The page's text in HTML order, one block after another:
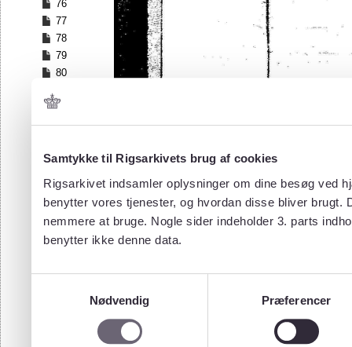
Samtykke til Rigsarkivets brug af cookies
Rigsarkivet indsamler oplysninger om dine besøg ved
benytter vores tjenester, og hvordan disse bliver
nemmere at bruge. Nogle sider indeholder 3. parts
benytter ikke denne data.
Nødvendig
Præferencer
76
77
78
79
80
82
83
85
87
88
89
90